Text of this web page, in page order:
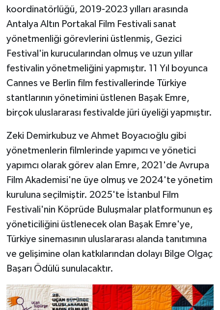
koordinatörlüğü, 2019-2023 yılları arasında
Antalya Altın Portakal Film Festivali sanat
yönetmenliği görevlerini üstlenmiş, Gezici
Festival'in kurucularından olmuş ve uzun yıllar
festivalin yönetmeliğini yapmıştır. 11 Yıl boyunca
Cannes ve Berlin film festivallerinde Türkiye
stantlarının yönetimini üstlenen Başak Emre,
birçok uluslararası festivalde jüri üyeliği yapmıştır.
Zeki Demirkubuz ve Ahmet Boyacıoğlu gibi
yönetmenlerin filmlerinde yapımcı ve yönetici
yapımcı olarak görev alan Emre, 2021'de Avrupa
Film Akademisi'ne üye olmuş ve 2024'te yönetim
kuruluna seçilmiştir. 2025'te İstanbul Film
Festivali'nin Köprüde Buluşmalar platformunun eş
yöneticiliğini üstlenecek olan Başak Emre'ye,
Türkiye sinemasının uluslararası alanda tanıtımına
ve gelişimine olan katkılarından dolayı Bilge Olgaç
Başarı Ödülü sunulacaktır.